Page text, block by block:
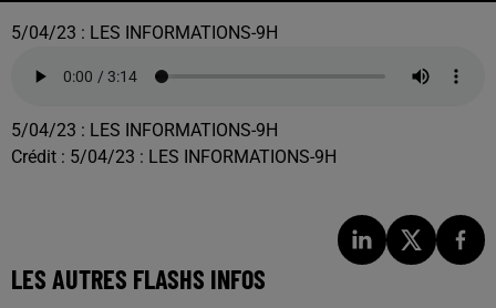
5/04/23 : LES INFORMATIONS-9H
5/04/23 : LES INFORMATIONS-9H
Crédit : 5/04/23 : LES INFORMATIONS-9H
LES AUTRES FLASHS INFOS